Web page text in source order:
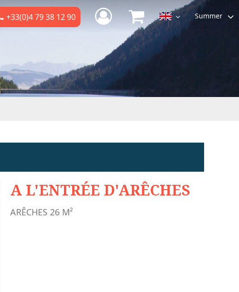
+33(0)4 79 38 12 90 Summer
A L'ENTRÉE D'ARÊCHES
ARÊCHES 26 M²